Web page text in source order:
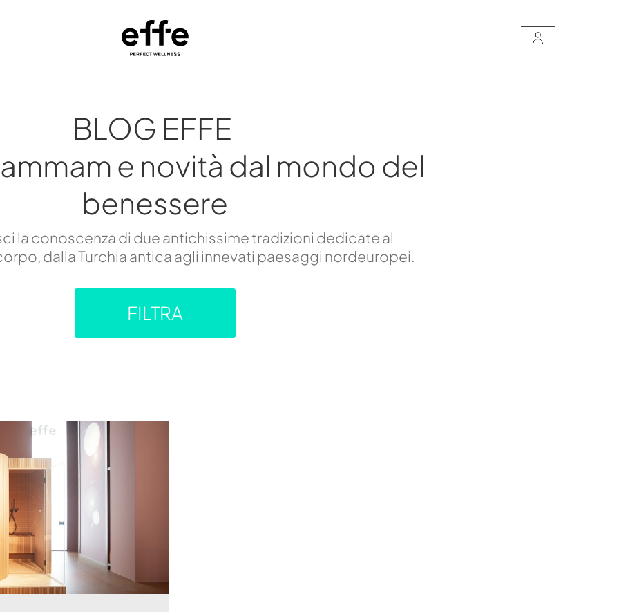
BLOG EFFE
e novità dal mondo del
benessere
la conoscenza di due antichissime tradizioni dedicate al
dalla Turchia antica agli innevati paesaggi nordeuropei.
FILTRA